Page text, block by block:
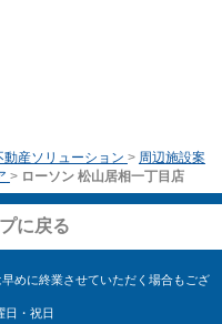
産ソリューション > 周辺施設案
> ローソン 松山居相一丁目店
に戻る
めに終業させていただく場合もござ
日・祝日